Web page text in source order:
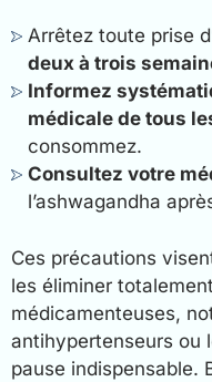
Arrêtez toute prise
deux à trois
Informez
médicale de tous
consommez.
Consultez votre
l’ashwagandha
Ces précautions
les éliminer
médicamenteuses,
antihypertenseurs ou
pause indispensable.